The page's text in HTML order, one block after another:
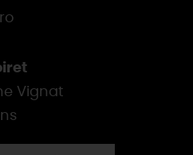
Vignat